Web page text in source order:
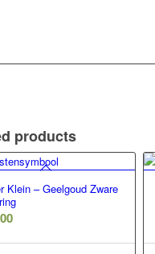
products
Klein – Geelgoud Zware